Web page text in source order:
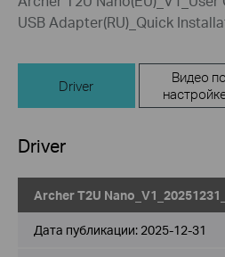
USB Adapter(RU)_Quick
Driver
Видео по
Driver
Archer T2U
Дата публикации: 2025-12-31